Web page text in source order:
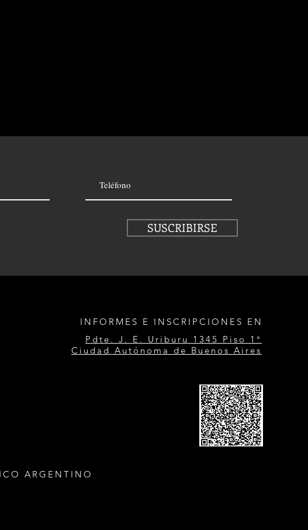
SUSCRIBIRSE
INFORMES E INSCRIPCIONES EN
Pdte. J. E. Uriburu 1345 Piso 1°
Ciudad Autónoma de Buenos Aires
ARGENTINO